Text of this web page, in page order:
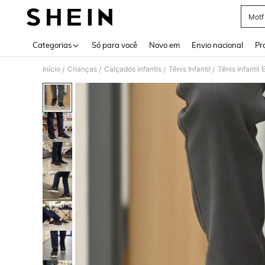
Motf
Categorias Só para você Novo em Envio nacional
Início / Crianças / Calçados infantis / Tênis Infantil / Tênis Infantil